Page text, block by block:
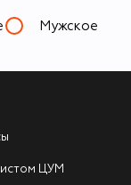
Мужское
ЦУМ